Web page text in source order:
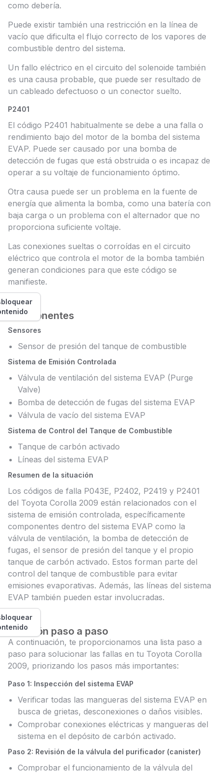
como debería.
Puede existir también una restricción en la línea de
vacío que dificulta el flujo correcto de los vapores de
combustible dentro del sistema.
Un fallo eléctrico en el circuito del solenoide también
es una causa probable, que puede ser resultado de
un cableado defectuoso o un conector suelto.
P2401
El código P2401 habitualmente se debe a una falla o
rendimiento bajo del motor de la bomba del sistema
EVAP. Puede ser causado por una bomba de
detección de fugas que está obstruida o es incapaz de
operar a su voltaje de funcionamiento óptimo.
Otra causa puede ser un problema en la fuente de
energía que alimenta la bomba, como una batería con
baja carga o un problema con el alternador que no
proporciona suficiente voltaje.
Las conexiones sueltas o corroídas en el circuito
eléctrico que controla el motor de la bomba también
generan condiciones para que este código se
manifieste.
Componentes
Sensores
Sensor de presión del tanque de combustible
Sistema de Emisión Controlada
Válvula de ventilación del sistema EVAP (Purge
Valve)
Bomba de detección de fugas del sistema EVAP
Válvula de vacío del sistema EVAP
Sistema de Control del Tanque de Combustible
Tanque de carbón activado
Líneas del sistema EVAP
Resumen de la situación
Los códigos de falla P043E, P2402, P2419 y P2401
del Toyota Corolla 2009 están relacionados con el
sistema de emisión controlada, específicamente
componentes dentro del sistema EVAP como la
válvula de ventilación, la bomba de detección de
fugas, el sensor de presión del tanque y el propio
tanque de carbón activado. Estos forman parte del
control del tanque de combustible para evitar
emisiones evaporativas. Además, las líneas del sistema
EVAP también pueden estar involucradas.
Solución paso a paso
A continuación, te proporcionamos una lista paso a
paso para solucionar las fallas en tu Toyota Corolla
2009, priorizando los pasos más importantes:
Paso 1: Inspección del sistema EVAP
Verificar todas las mangueras del sistema EVAP en
busca de grietas, desconexiones o daños visibles.
Comprobar conexiones eléctricas y mangueras del
sistema en el depósito de carbón activado.
Paso 2: Revisión de la válvula del purificador (canister)
Comprobar el funcionamiento de la válvula del